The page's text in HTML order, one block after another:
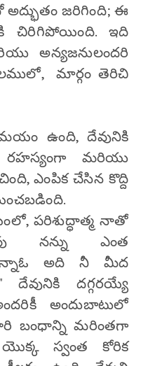
జరిగింది; ఈ
చిరిగిపోయింది. ఇది
అన్యజనులందరి
మార్గం తెరిచి
ఉంది, దేవునికి
రహస్యంగా మరియు
ఎంపిక చేసిన కొద్ది
పరిశుద్ధాత్మ నాతో
నన్ను ఎంత
అది నీ మీద
దేవునికి దగ్గరయ్యే
అందుబాటులో
బంధాన్ని మరింతగా
యొక్క స్వంత కోరిక